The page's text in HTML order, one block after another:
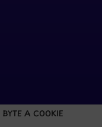
BYTE A COOKIE